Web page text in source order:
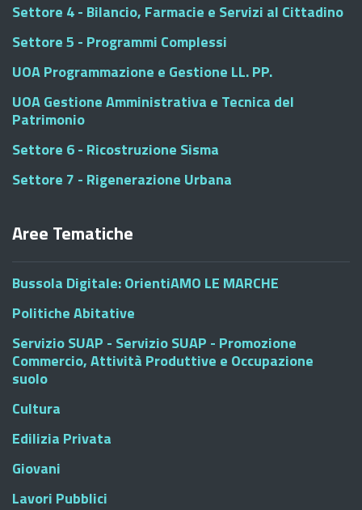
Settore 4 - Bilancio, Farmacie e Servizi al Cittadino
Settore 5 - Programmi Complessi
UOA Programmazione e Gestione LL. PP.
UOA Gestione Amministrativa e Tecnica del
Patrimonio
Settore 6 - Ricostruzione Sisma
Settore 7 - Rigenerazione Urbana
Aree Tematiche
Bussola Digitale: OrientiAMO LE MARCHE
Politiche Abitative
Servizio SUAP - Servizio SUAP - Promozione
Commercio, Attività Produttive e Occupazione
suolo
Cultura
Edilizia Privata
Giovani
Lavori Pubblici